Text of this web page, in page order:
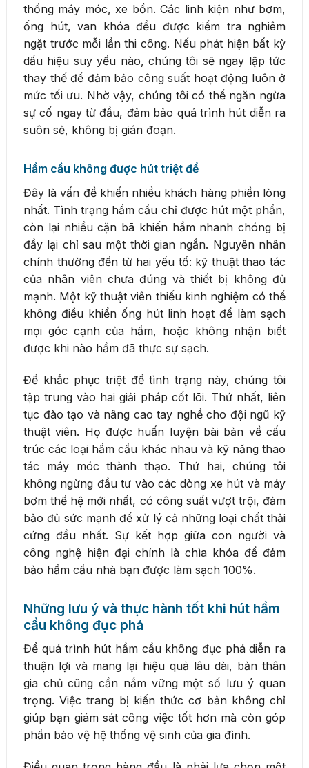
thống máy móc, xe bồn. Các linh kiện như bơm,
ống hút, van khóa đều được kiểm tra nghiêm
ngặt trước mỗi lần thi công. Nếu phát hiện bất kỳ
dấu hiệu suy yếu nào, chúng tôi sẽ ngay lập tức
thay thế để đảm bảo công suất hoạt động luôn ở
mức tối ưu. Nhờ vậy, chúng tôi có thể ngăn ngừa
sự cố ngay từ đầu, đảm bảo quá trình hút diễn ra
suôn sẻ, không bị gián đoạn.
Hầm cầu không được hút triệt để
Đây là vấn đề khiến nhiều khách hàng phiền lòng
nhất. Tình trạng hầm cầu chỉ được hút một phần,
còn lại nhiều cặn bã khiến hầm nhanh chóng bị
đầy lại chỉ sau một thời gian ngắn. Nguyên nhân
chính thường đến từ hai yếu tố: kỹ thuật thao tác
của nhân viên chưa đúng và thiết bị không đủ
mạnh. Một kỹ thuật viên thiếu kinh nghiệm có thể
không điều khiển ống hút linh hoạt để làm sạch
mọi góc cạnh của hầm, hoặc không nhận biết
được khi nào hầm đã thực sự sạch.
Để khắc phục triệt để tình trạng này, chúng tôi
tập trung vào hai giải pháp cốt lõi. Thứ nhất, liên
tục đào tạo và nâng cao tay nghề cho đội ngũ kỹ
thuật viên. Họ được huấn luyện bài bản về cấu
trúc các loại hầm cầu khác nhau và kỹ năng thao
tác máy móc thành thạo. Thứ hai, chúng tôi
không ngừng đầu tư vào các dòng xe hút và máy
bơm thế hệ mới nhất, có công suất vượt trội, đảm
bảo đủ sức mạnh để xử lý cả những loại chất thải
cứng đầu nhất. Sự kết hợp giữa con người và
công nghệ hiện đại chính là chìa khóa để đảm
bảo hầm cầu nhà bạn được làm sạch 100%.
Những lưu ý và thực hành tốt khi hút hầm
cầu không đục phá
Để quá trình hút hầm cầu không đục phá diễn ra
thuận lợi và mang lại hiệu quả lâu dài, bản thân
gia chủ cũng cần nắm vững một số lưu ý quan
trọng. Việc trang bị kiến thức cơ bản không chỉ
giúp bạn giám sát công việc tốt hơn mà còn góp
phần bảo vệ hệ thống vệ sinh của gia đình.